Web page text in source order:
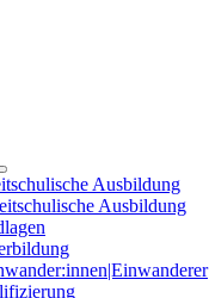
Ausbildung
Ausbildung